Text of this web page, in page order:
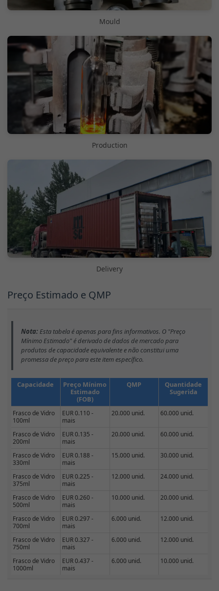
Mould
Production
Delivery
Preço Estimado e QMP
Nota:Esta tabela é apenas para fins informativos. O "Preço
Mínimo Estimado" é derivado de dados de mercado para
produtos de capacidade equivalente e não constitui uma
promessa de preço para este item específico.
Capacidade
Preço Mínimo
Estimado
(FOB)
QMP
Quantidade
Sugerida
Frasco de Vidro
100ml
EUR 0.110 -
mais
20.000 unid. 60.000 unid.
Frasco de Vidro
200ml
EUR 0.135 -
mais
20.000 unid. 60.000 unid.
Frasco de Vidro
330ml
EUR 0.188 -
mais
15.000 unid. 30.000 unid.
Frasco de Vidro
375ml
EUR 0.225 -
mais
12.000 unid. 24.000 unid.
Frasco de Vidro
500ml
EUR 0.260 -
mais
10.000 unid. 20.000 unid.
Frasco de Vidro
700ml
EUR 0.297 -
mais
6.000 unid. 12.000 unid.
Frasco de Vidro
750ml
EUR 0.327 -
mais
6.000 unid. 12.000 unid.
Frasco de Vidro
1000ml
EUR 0.437 -
mais
6.000 unid. 10.000 unid.